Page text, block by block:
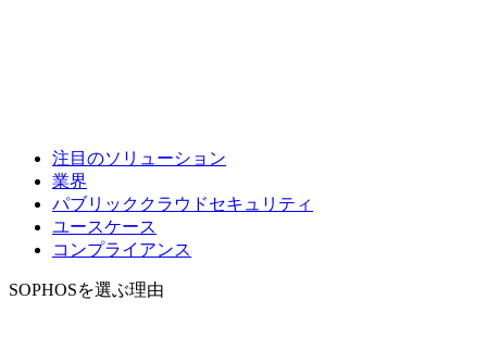
注目のソリューション
業界
パブリッククラウドセキュリティ
ユースケース
コンプライアンス
SOPHOSを選ぶ理由